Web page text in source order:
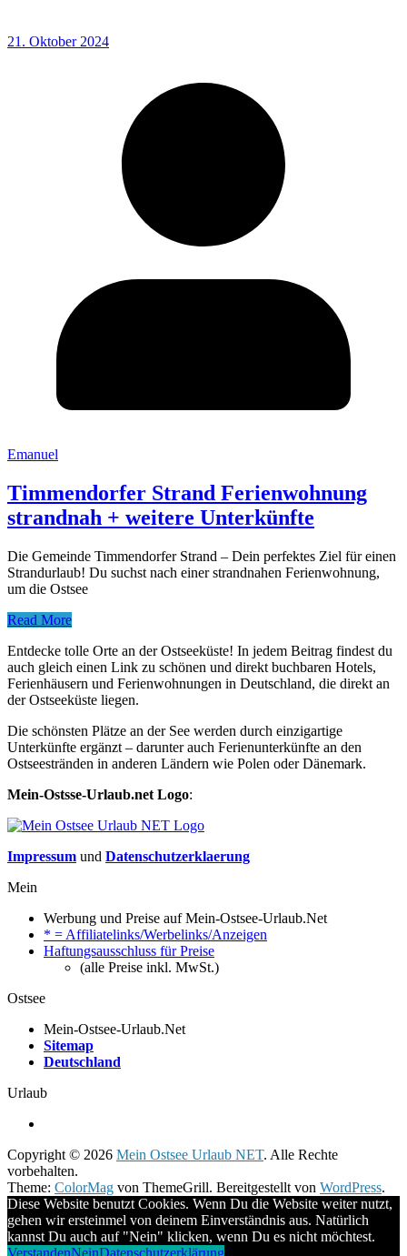
21. Oktober 2024
Emanuel
Timmendorfer Strand Ferienwohnung
strandnah + weitere Unterkünfte
Die Gemeinde Timmendorfer Strand – Dein perfektes Ziel für einen
Strandurlaub! Du suchst nach einer strandnahen Ferienwohnung,
um die Ostsee
Read More
Entdecke tolle Orte an der Ostseeküste! In jedem Beitrag findest du
auch gleich einen Link zu schönen und direkt buchbaren Hotels,
Ferienhäusern und Ferienwohnungen in Deutschland, die direkt an
der Ostseeküste liegen.
Die schönsten Plätze an der See werden durch einzigartige
Unterkünfte ergänzt – darunter auch Ferienunterkünfte an den
Ostseestränden in anderen Ländern wie Polen oder Dänemark.
Mein-Ostsse-Urlaub.net Logo:
Impressum und Datenschutzerklaerung
Mein
Werbung und Preise auf Mein-Ostsee-Urlaub.Net
* = Affiliatelinks/Werbelinks/Anzeigen
Haftungsausschluss für Preise
(alle Preise inkl. MwSt.)
Ostsee
Mein-Ostsee-Urlaub.Net
Sitemap
Deutschland
Urlaub
Copyright © 2026 Mein Ostsee Urlaub NET. Alle Rechte
vorbehalten.
Theme: ColorMag von ThemeGrill. Bereitgestellt von WordPress.
Diese Website benutzt Cookies. Wenn Du die Website weiter nutzt,
gehen wir ersteinmel von deinem Einverständnis aus. Natürlich
kannst Du auch auf "Nein" klicken, wenn Du es nicht möchtest.